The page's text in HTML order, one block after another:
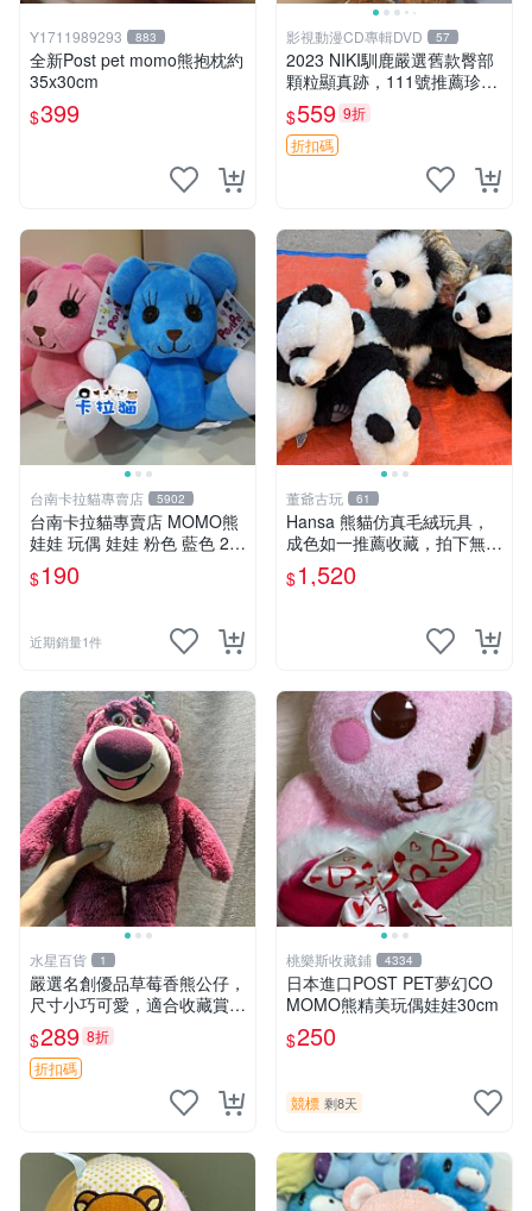
Y1711989293 883
全新Post pet momo熊抱枕約
35x30cm
$399
影視動漫CD專輯DVD 57
2023 NIKI馴鹿嚴選舊款臀部
顆粒顯真跡，111號推薦珍藏
品 馴鹿 舊款 尾巴顆粒
$559 9折
折扣碼
台南卡拉貓專賣店 5902
台南卡拉貓專賣店 MOMO熊
娃娃 玩偶 娃娃 粉色 藍色 2色
分售
$190
近期銷量1件
董爺古玩 61
Hansa 熊貓仿真毛絨玩具，
成色如一推薦收藏，拍下無疑
心 熊貓 毛絨玩具 收藏
$1,520
水星百貨 1
嚴選名創優品草莓香熊公仔，
尺寸小巧可愛，適合收藏賞玩
30cm 玩具 公仔 草莓熊
$289 8折
折扣碼
桃樂斯收藏鋪 4334
日本進口POST PET夢幻CO
MOMO熊精美玩偶娃娃30cm
$250
競標 剩8天